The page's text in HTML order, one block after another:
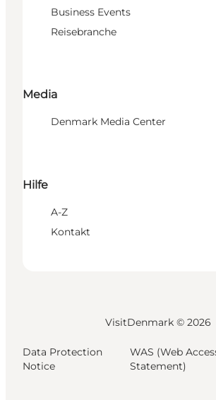
Business Events
Reisebranche
Media
Denmark Media Center
Hilfe
A-Z
Kontakt
VisitDenmark © 2026
Data Protection
Notice
WAS (Web
Statement)